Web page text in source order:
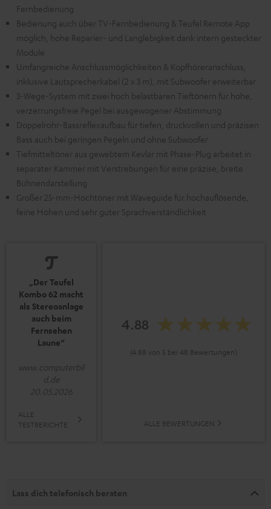
Fernbedienung
Bedienung auch über TV-Fernbedienung & Teufel Remote App
möglich, hohe Reparier- und Langlebigkeit dank intern gesteckter
Module
Umfangreiche Anschlussmöglichkeiten & Kopfhöreranschluss,
inklusive Lautsprecherkabel (2 x 3 m), mit Subwoofer erweiterbar
3-Wege-System mit zwei hoch belastbaren Tieftönern für hohe,
verzerrungsfreie Pegel bei ausgewogener Abstimmung
Doppelrohr-Bassreflexaufbau für tiefen, druckvollen und präzisen
Bass auch bei geringen Pegeln und ohne Subwoofer
Tiefmitteltöner aus gewebtem Kevlar mit Phase-Plug arbeitet in
separater Kammer mit Verstrebungen für eine präzise, breite
Bühnendarstellung
Großer 25-mm-Hochtöner mit Waveguide für hochauflösende,
feine Höhen und sehr guter Sprachverständlichkeit
„Der Teufel
Kombo 62 macht
als Stereoanlage
auch beim
Fernsehen
Laune“
www.computerbil
d.de
20.05.2026
ALLE
TESTBERICHTE
4.88
(4.88 von 5 bei 48 Bewertungen)
ALLE BEWERTUNGEN
Lass dich telefonisch beraten